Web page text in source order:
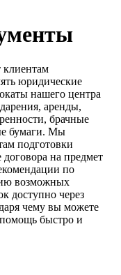
клиентам
юридические
нашего центра
аренды,
брачные
бумаги. Мы
подготовки
на предмет
по
возможных
доступно через
чему вы можете
быстро и